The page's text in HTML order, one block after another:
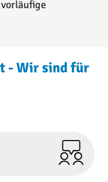
- Wir sind für